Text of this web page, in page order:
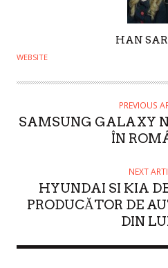
U
H
R
HAN
WEBSITE
PREVIOUS
SAMSUNG GALAXY
ÎN
NEXT
HYUNDAI SI KIA
PRODUCĂTOR DE
DIN